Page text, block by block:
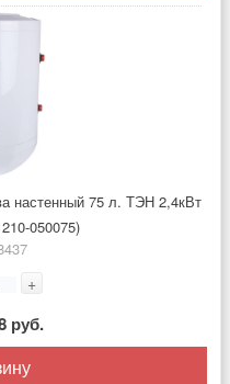
настенный 75 л. ТЭН 2,4кВт
050075)
+
руб.